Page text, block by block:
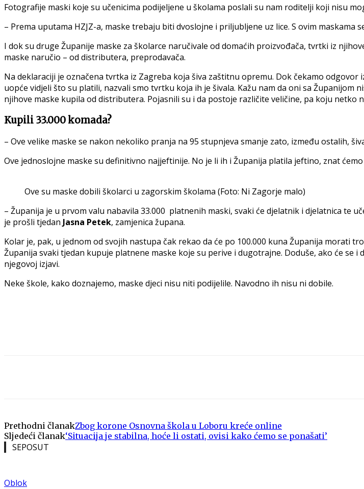
Fotografije maski koje su učenicima podijeljene u školama poslali su nam roditelji koji nisu
– Prema uputama HZJZ-a, maske trebaju biti dvoslojne i priljubljene uz lice. S ovim
I dok su druge Županije maske za školarce naručivale od domaćih proizvođača, tvrtki iz
maske naručio – od distributera, preprodavača.
Na deklaraciji je označena tvrtka iz Zagreba koja šiva zaštitnu opremu. Dok čekamo odgovor
uopće vidjeli što su platili, nazvali smo tvrtku koja ih je šivala. Kažu nam da oni sa
njihove maske kupila od distributera. Pojasnili su i da postoje različite veličine, pa koju netko
Kupili 33.000 komada?
– Ove velike maske se nakon nekoliko pranja na 95 stupnjeva smanje zato, između ostalih,
Ove jednoslojne maske su definitivno najjeftinije. No je li ih i Županija platila jeftino, znat
Ove su maske dobili školarci u zagorskim školama (Foto: Ni Zagorje malo)
– Županija je u prvom valu nabavila 33.000 platnenih maski, svaki će djelatnik i djelatnica te
je prošli tjedan Jasna Petek, zamjenica župana.
Kolar je, pak, u jednom od svojih nastupa čak rekao da će po 100.000 kuna Županija morati
Županija svaki tjedan kupuje platnene maske koje su perive i dugotrajne. Doduše, ako će se
njegovoj izjavi.
Neke škole, kako doznajemo, maske djeci nisu niti podijelile. Navodno ih nisu ni dobile.
Prethodni članakZbog korone Osnovna škola u Loboru kreće online
Sljedeći članak‘Situacija je stabilna, hoće li ostati, ovisi kako ćemo se ponašati’
SEPOSUT
Oblok